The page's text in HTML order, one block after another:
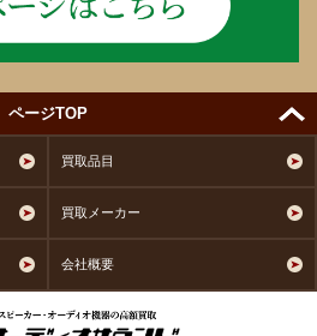
ページTOP
買取品目
買取メーカー
会社概要